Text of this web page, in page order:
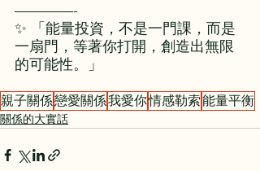
————-
✨ 「能量投資，不是一門課，而是
一扇門，等著你打開，創造出無限
的可能性。」
親子關係戀愛關係我愛你情感勒索能量平衡
關係的大實話